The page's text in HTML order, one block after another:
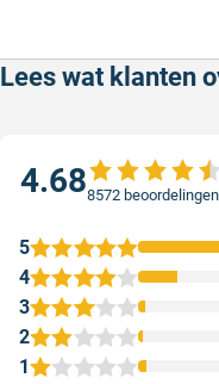
Lees wat klanten
4.688572 beoordelingen
1
2
3
4
5